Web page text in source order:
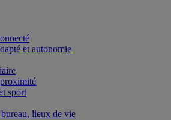
et autonomie
sport
lieux de vie